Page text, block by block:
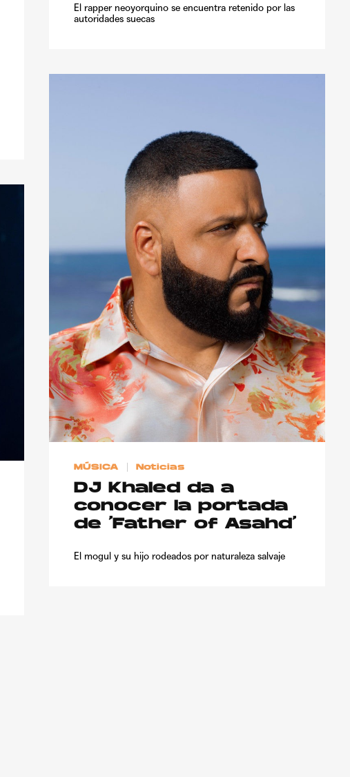
El rapper neoyorquino se encuentra retenido por las
autoridades suecas
MÚSICA Noticias
DJ Khaled da a
conocer la portada
de ‘Father of Asahd’
El mogul y su hijo rodeados por naturaleza salvaje